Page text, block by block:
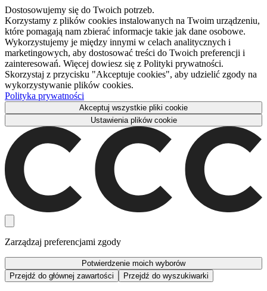
Dostosowujemy się do Twoich potrzeb.
Korzystamy z plików cookies instalowanych na Twoim urządzeniu,
które pomagają nam zbierać informacje takie jak dane osobowe.
Wykorzystujemy je między innymi w celach analitycznych i
marketingowych, aby dostosować treści do Twoich preferencji i
zainteresowań. Więcej dowiesz się z Polityki prywatności.
Skorzystaj z przycisku "Akceptuje cookies", aby udzielić zgody na
wykorzystywanie plików cookies.
Polityka prywatności
Akceptuj wszystkie pliki cookie
Ustawienia plików cookie
Zarządzaj preferencjami zgody
Potwierdzenie moich wyborów
Przejdź do głównej zawartości
Przejdź do wyszukiwarki